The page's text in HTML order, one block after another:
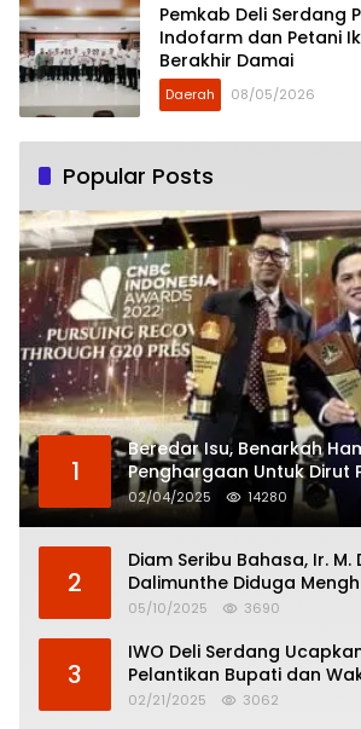
Pemkab Deli Serdang
Indofarm dan Petani
Berakhir Damai
Daerah 08/05/2026
Popular Posts
1
Beredar Isu, Benarkah
Penghargaan Untuk Dirut
02/04/2025 14280
2
Diam Seribu Bahasa, Ir. M.
Dalimunthe Diduga
Pertanggungjawaban
05/10/2025 3690
3
IWO Deli Serdang
Pelantikan Bupati dan
Serdang
02/21/2025 3062